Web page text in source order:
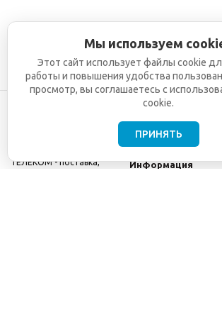
ТЕЛЕКОМ - поставка,
Информация
Мы используем
Этот сайт использует файлы cookie
работы и повышения удобства
просмотр, вы соглашаетесь с
cookie.
ПРИНЯТЬ